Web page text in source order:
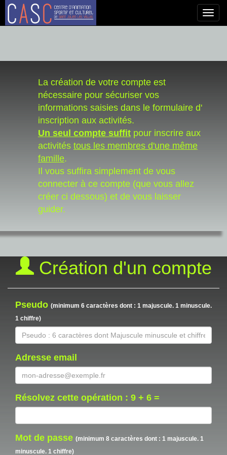
La création de votre compte est
nécessaire pour sécuriser vos
informations saisies dans le formulaire d'
inscription aux activités.
Un seul compte suffit pour inscrire aux
activités tous les membres d'une même
famille.
Il vous suffira simplement de vous
connecter à ce compte (que vous allez
créer ci dessous) et de vous laisser
guider.
Création d'un compte
Pseudo (minimum 6 caractères dont : 1 majuscule. 1 minuscule.
1 chiffre)
Adresse email
Résolvez cette opération : 9 + 6 =
Mot de passe (minimum 8 caractères dont : 1 majuscule. 1
minuscule. 1 chiffre)